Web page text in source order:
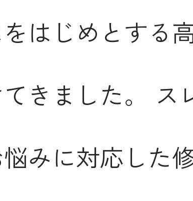
はじめとする
きました。
ス
みに対応した